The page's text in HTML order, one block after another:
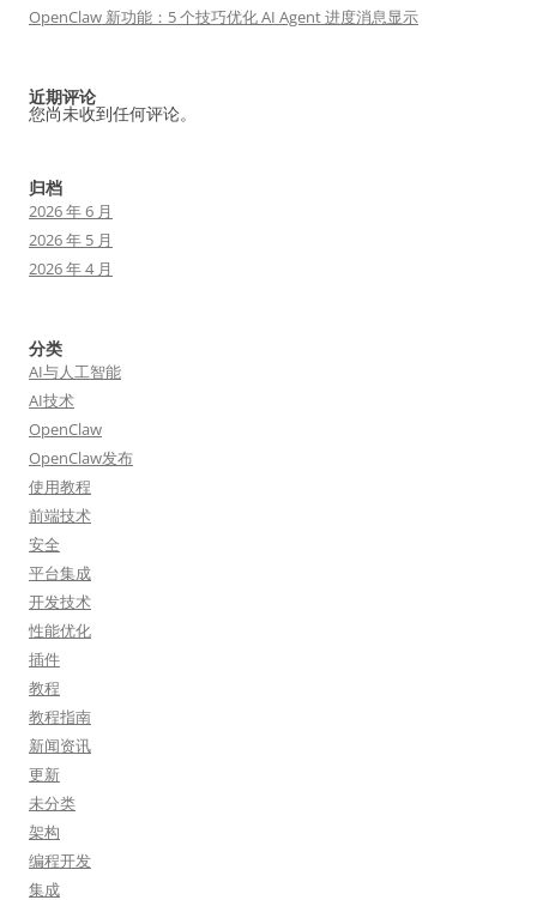
OpenClaw 新功能：5 个技巧优化 AI Agent 进度消息显示
近期评论
您尚未收到任何评论。
归档
2026 年 6 月
2026 年 5 月
2026 年 4 月
分类
AI与人工智能
AI技术
OpenClaw
OpenClaw发布
使用教程
前端技术
安全
平台集成
开发技术
性能优化
插件
教程
教程指南
新闻资讯
更新
未分类
架构
编程开发
集成